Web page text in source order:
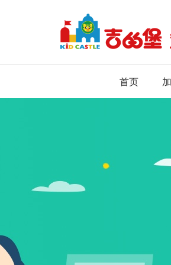
首页